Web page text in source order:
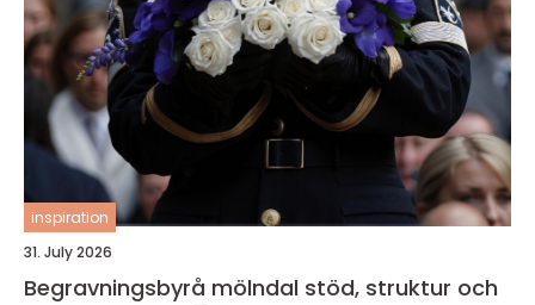
inspiration
31. July 2026
Begravningsbyrå mölndal stöd, struktur och